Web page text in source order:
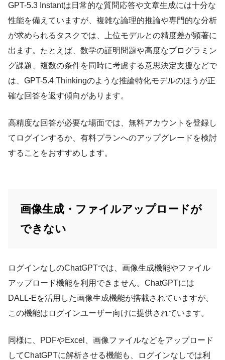
GPT-5.3 Instantは日常的な質問応答や文章生成には十分な
性能を備えていますが、複雑な論理的推論や専門的な分析
が求められるタスクでは、上位モデルとの精度差が顕著に
出ます。たとえば、数学の証明問題や高度なプログラミン
グ課題、複数の条件を同時に考慮する意思決定支援などで
は、GPT-5.4 Thinkingのような推論特化モデルのほうが正
確な回答を返す傾向があります。
高精度な回答が必要な場面では、無料アカウントを登録し
てログインするか、有料プランへのアップグレードを検討
することをおすすめします。
画像生成・ファイルアップロードが
できない
ログインなしのChatGPTでは、画像生成機能やファイル
アップロード機能を利用できません。ChatGPTには
DALL-Eを活用した画像生成機能が搭載されていますが、
この機能はログインユーザー向けに提供されています。
同様に、PDFやExcel、画像ファイルなどをアップロード
してChatGPTに解析させる機能も、ログインなしでは利